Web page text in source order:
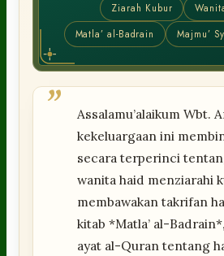
Ziarah Kubur
Matla’ al-Badrain
Majmu’
”
Assalamu’alaikum Wbt.
kekeluargaan ini
secara terperinci
wanita haid menziarahi
membawakan takrifan
kitab *Matla’ al-
ayat al-Quran tentang